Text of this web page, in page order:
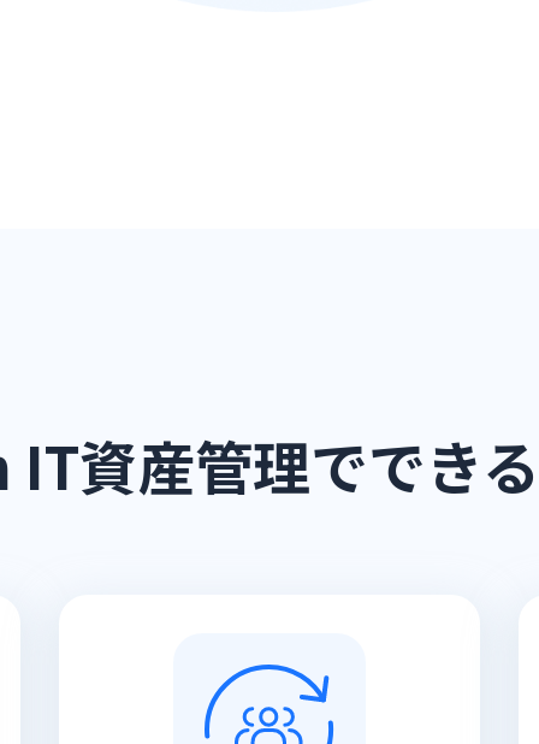
資産管理ででき